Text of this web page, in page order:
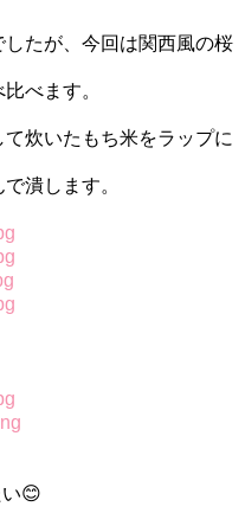
たが、今回は関西風の桜
べます。
炊いたもち米をラップに
潰します。
😊